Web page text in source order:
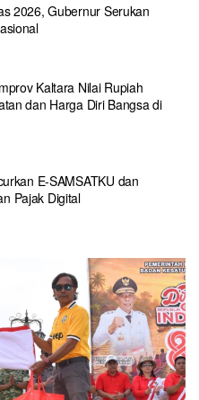
2026, Gubernur Serukan
Kaltara Nilai Rupiah
dan Harga Diri Bangsa di
E-SAMSATKU dan
Pajak Digital